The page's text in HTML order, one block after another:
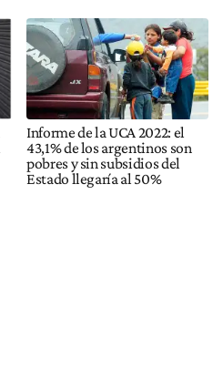
Informe de la UCA 2022: el
43,1% de los argentinos son
pobres y sin subsidios del
Estado llegaría al 50%